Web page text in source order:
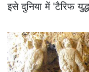
इसे दुनिया में 'टैरिफ